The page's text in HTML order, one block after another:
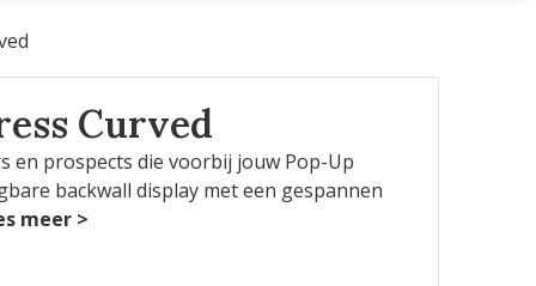
Curved
en prospects die voorbij jouw Pop-Up
backwall display met een gespannen